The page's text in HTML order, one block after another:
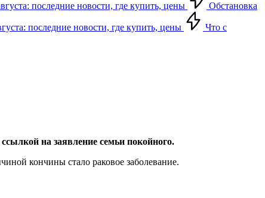
последние новости, где купить, цены Обстановка
последние новости, где купить, цены
Что с
на заявление семьи покойного.
кончины стало раковое заболевание.